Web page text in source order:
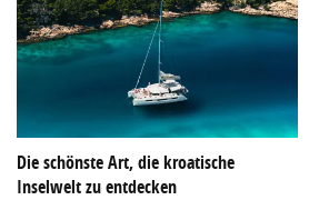
Die schönste Art, die kroatische
Inselwelt zu entdecken